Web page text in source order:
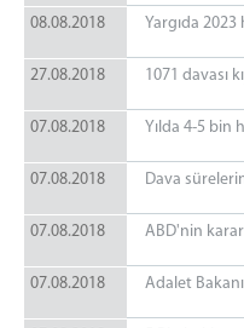
08.08.2018 Yargıda
27.08.2018 1071 davası
07.08.2018 Yılda 4-5 bin
07.08.2018 Dava
07.08.2018 ABD'nin
07.08.2018 Adalet